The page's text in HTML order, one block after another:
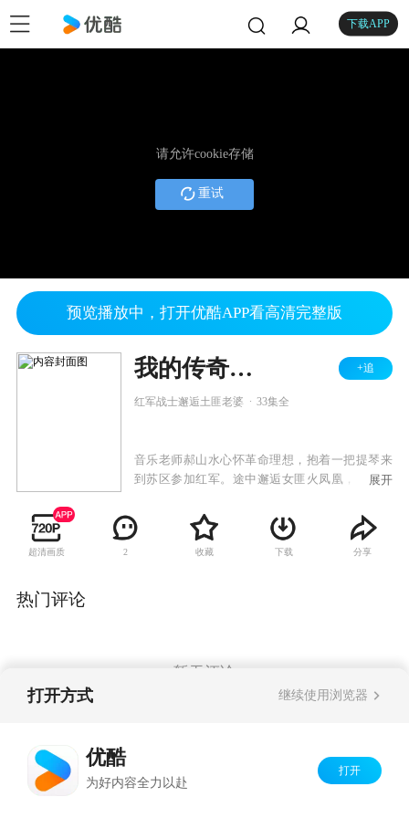
下载APP
请允许cookie存储
重试
预览播放中，打开优酷APP看高清完整版
我的传奇老婆 +追
红军战士邂逅土匪老婆 33集全
音乐老师郝山水心怀革命理想，抱着一把提琴来
到苏区参加红军。途中邂逅女匪火凤凰，憨厚耿
自己的善良感动了火凤凰。
展开
超清画质 2 收藏 下载 分享
热门评论
暂无评论
打开方式 继续使用浏览器
优酷
为好内容全力以赴
打开